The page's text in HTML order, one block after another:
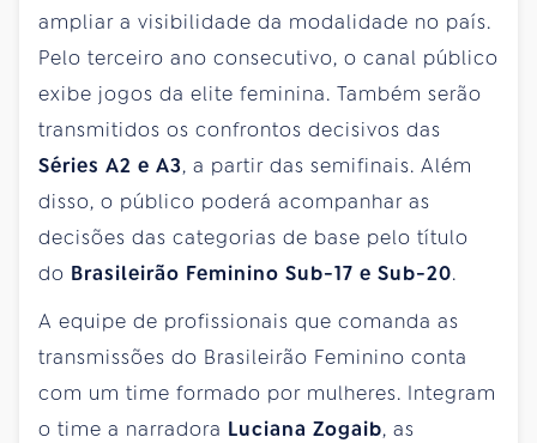
ampliar a visibilidade da modalidade no país.
Pelo terceiro ano consecutivo, o canal público
exibe jogos da elite feminina. Também serão
transmitidos os confrontos decisivos das
Séries A2 e A3, a partir das semifinais. Além
disso, o público poderá acompanhar as
decisões das categorias de base pelo título
do Brasileirão Feminino Sub-17 e Sub-20.
A equipe de profissionais que comanda as
transmissões do Brasileirão Feminino conta
com um time formado por mulheres. Integram
o time a narradora Luciana Zogaib, as